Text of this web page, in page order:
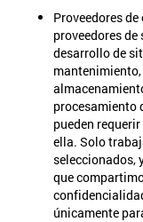
Proveedores
proveedores
desarrollo de
procesamiento
pueden
ella. Solo
seleccionados,
que
únicamente